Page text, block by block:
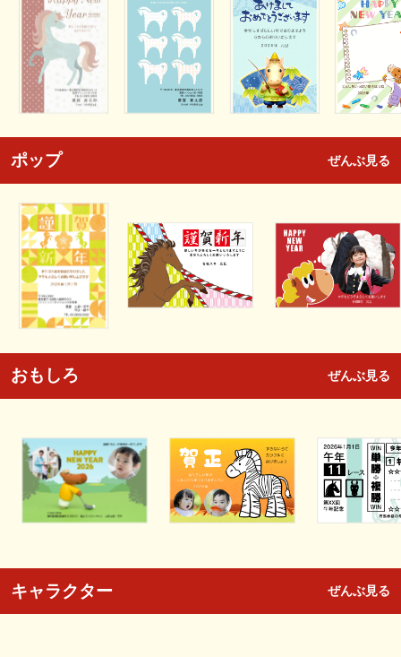
ポップ ぜんぶ見る
おもしろ ぜんぶ見る
キャラクター ぜんぶ見る